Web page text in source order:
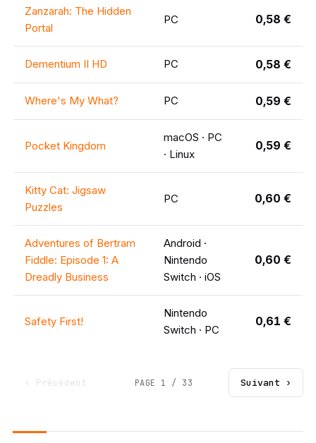
Zanzarah: The Hidden
Portal
PC 0,58 €
Dementium II HD PC 0,58 €
Where's My What? PC 0,59 €
Pocket Kingdom
macOS · PC
· Linux
0,59 €
Kitty Cat: Jigsaw
Puzzles
PC 0,60 €
Adventures of Bertram
Fiddle: Episode 1: A
Dreadly Business
Android ·
Nintendo
Switch · iOS
0,60 €
Safety First!
Nintendo
Switch · PC
0,61 €
‹ Précédent PAGE 1 / 33 Suivant ›